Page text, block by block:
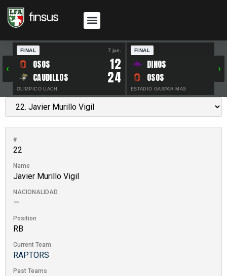
‹
FINAL 7 jun.
OSOS 12
CAUDILLOS 24
OLÍMPICO UACH
FINAL
DINOS
OSOS
ESTADIO GASPAR MAS
›
#
22
Name
Javier Murillo Vigil
NACIONALIDAD
—
Position
RB
Current Team
RAPTORS
Past Teams